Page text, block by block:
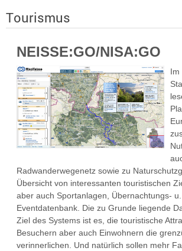
Tourismus
NEISSE:GO/NISA:GO
Im
Radwanderwegenetz sowie zu
Übersicht von interessanten touristischen
aber auch Sportanlagen, Übernachtungs-
Eventdatenbank. Die zu Grunde liegende
Ziel des Systems ist es, die touristische
Besuchern aber auch Einwohnern die
verinnerlichen. Und natürlich sollen mehr